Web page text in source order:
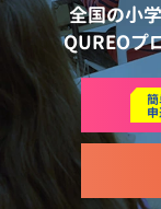
全国の小
QUREOプ